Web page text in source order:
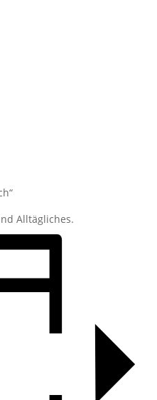
Alltägliches.